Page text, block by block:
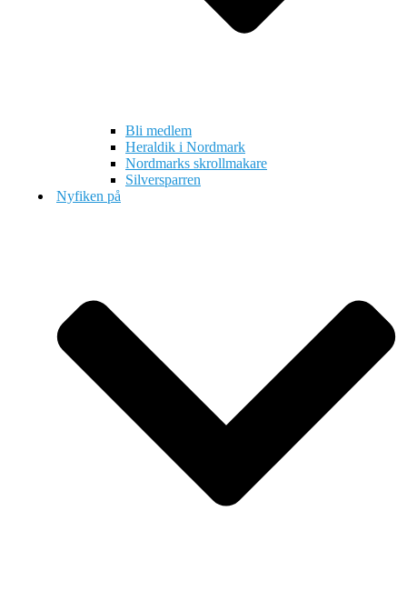
Bli medlem
Heraldik i Nordmark
Nordmarks skrollmakare
Silversparren
Nyfiken på